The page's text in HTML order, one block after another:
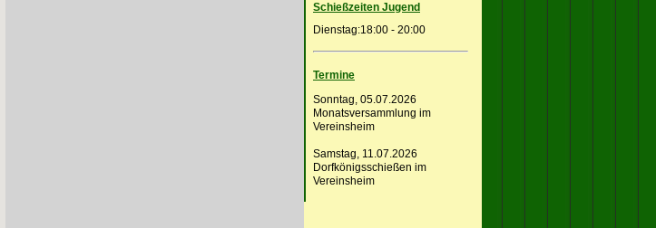
Schießzeiten Jugend
Dienstag:18:00 - 20:00
Termine
Sonntag, 05.07.2026
Monatsversammlung im
Vereinsheim
Samstag, 11.07.2026
Dorfkönigsschießen im
Vereinsheim